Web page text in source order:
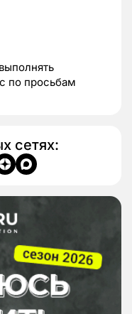
по просьбам
сетях: